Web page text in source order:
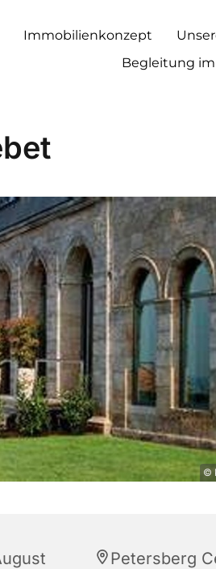
Immobilienkonzept
Begleitung
©
Petersberg